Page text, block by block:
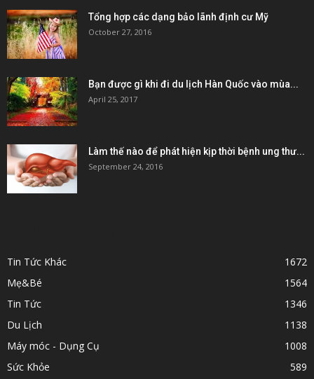
Tổng hợp các dạng bảo lãnh định cư Mỹ
October 27, 2016
Bạn được gì khi đi du lịch Hàn Quốc vào mùa...
April 25, 2017
Làm thế nào để phát hiện kịp thời bệnh ung thư...
September 24, 2016
Tin Tức Khác
1672
Mẹ&Bé
1564
Tin Tức
1346
Du Lịch
1138
Máy móc - Dụng Cụ
1008
Sức Khỏe
589